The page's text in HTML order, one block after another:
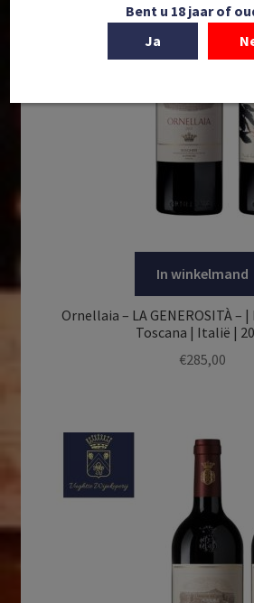
In winkelmand
Ornellaia – LA GENEROSITÀ –
Toscana | Italië |
€285,00
Bent u 18 jaar of
Ja